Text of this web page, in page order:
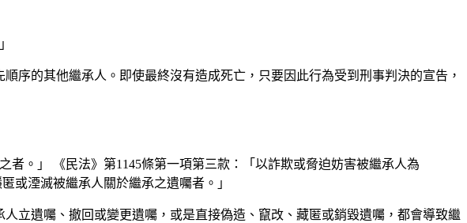
序的其他繼承人。即使最終沒有造成死亡，只要因此行為受到刑事判決的宣告，
者。」 《民法》第1145條第一項第三款：「以詐欺或脅迫妨害被繼承人為
或湮滅被繼承人關於繼承之遺囑者。」
立遺囑、撤回或變更遺囑，或是直接偽造、竄改、藏匿或銷毀遺囑，都會導致繼